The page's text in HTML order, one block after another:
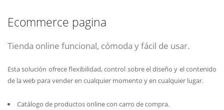
Ecommerce pagina
Tienda online funcional, cómoda y fácil de usar.
Esta solución ofrece flexibilidad, control sobre el diseño y el contenido
de la web para vender en cualquier momento y en cualquier lugar.
Catálogo de productos online con carro de compra.